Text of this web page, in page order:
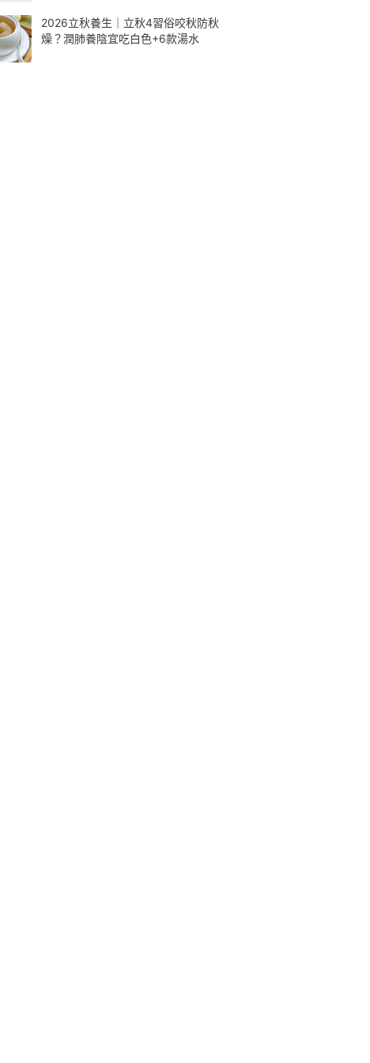
2026立秋養生｜立秋4習俗咬秋防秋
燥？潤肺養陰宜吃白色+6款湯水